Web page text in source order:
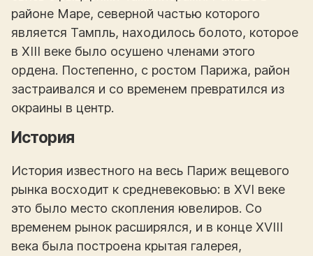
районе Маре, северной частью которого
является Тампль, находилось болото, которое
в XIII веке было осушено членами этого
ордена. Постепенно, с ростом Парижа, район
застраивался и со временем превратился из
окраины в центр.
История
История известного на весь Париж вещевого
рынка восходит к средневековью: в XVI веке
это было место скопления ювелиров. Со
временем рынок расширялся, и в конце XVIII
века была построена крытая галерея,